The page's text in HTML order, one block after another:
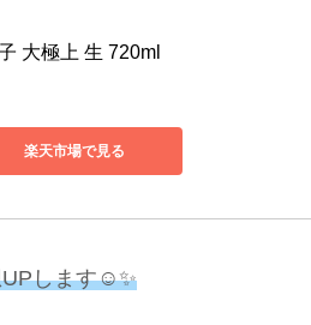
大極上 生 720ml
楽天市場で見る
します☺✨